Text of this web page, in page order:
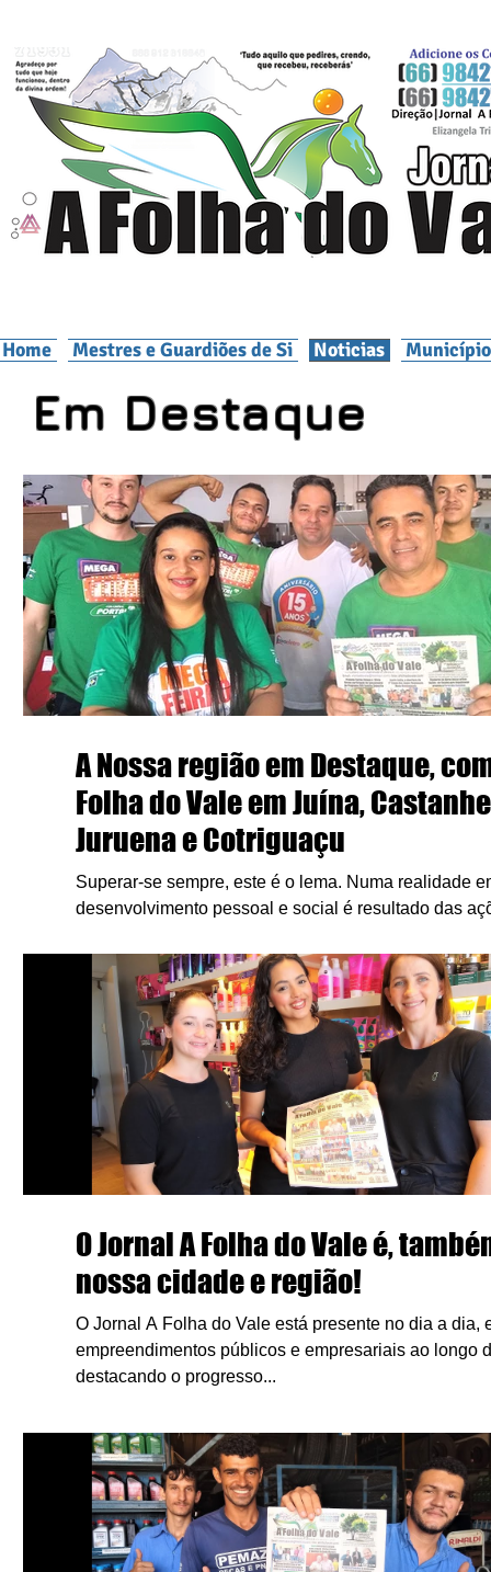
Home Mestres e Guardiões de Si Noticias
Em Destaque
A Nossa região em Destaque,
Folha do Vale em Juína,
Juruena e Cotriguaçu
Superar-se sempre, este é o lema. Numa realidade
desenvolvimento pessoal e social é resultado das
O Jornal A Folha do Vale é,
nossa cidade e região!
O Jornal A Folha do Vale está presente no dia a dia,
empreendimentos públicos e empresariais ao longo
destacando o progresso...